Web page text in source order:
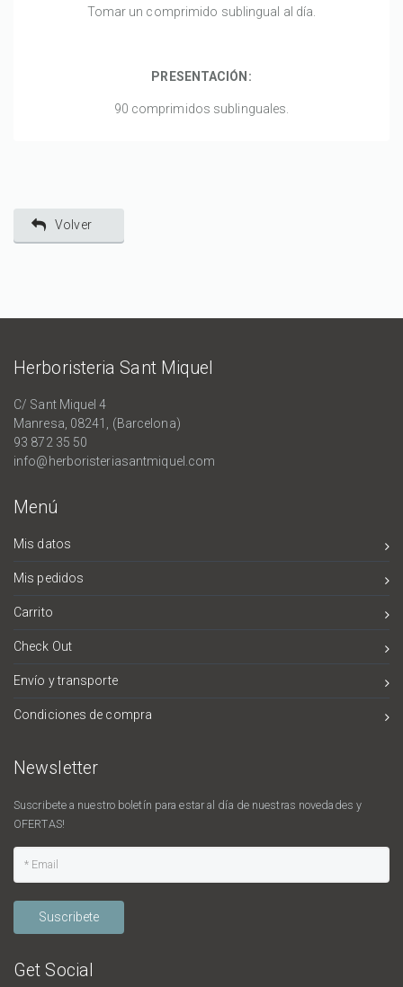
Tomar un comprimido sublingual al día.
PRESENTACIÓN:
90 comprimidos sublinguales.
Volver
Herboristeria Sant Miquel
C/ Sant Miquel 4
Manresa, 08241, (Barcelona)
93 872 35 50
info@herboristeriasantmiquel.com
Menú
Mis datos
Mis pedidos
Carrito
Check Out
Envío y transporte
Condiciones de compra
Newsletter
Suscribete a nuestro boletín para estar al día de nuestras novedades y
OFERTAS!
Suscribete
Get Social